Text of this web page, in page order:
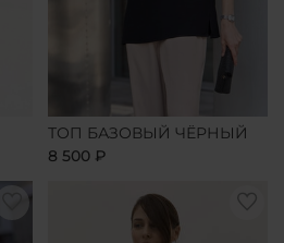
ТОП БАЗОВЫЙ ЧЁРНЫЙ
8 500 ₽